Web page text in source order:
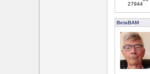
27944
BetaBAM